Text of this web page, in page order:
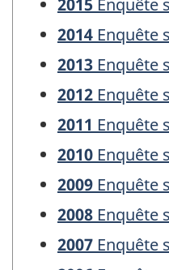
2015 Enquête
2014 Enquête
2013 Enquête
2012 Enquête
2011 Enquête
2010 Enquête
2009 Enquête
2008 Enquête
2007 Enquête